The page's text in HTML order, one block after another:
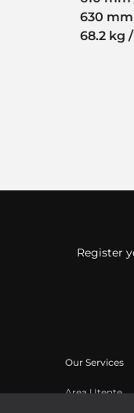
630
68.2 kg
Register
Our Services
Area Utente